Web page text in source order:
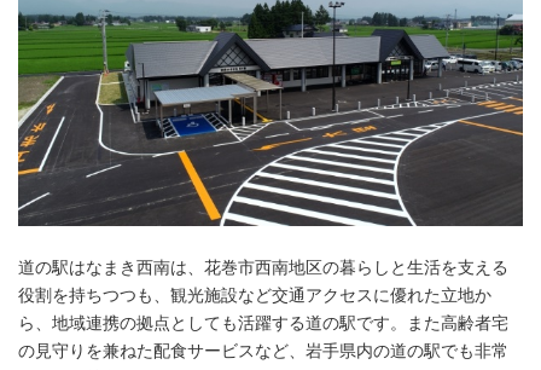
道の駅はなまき西南は、花巻市西南地区の暮らしと生活を支える
役割を持ちつつも、観光施設など交通アクセスに優れた立地か
ら、地域連携の拠点としても活躍する道の駅です。また高齢者宅
の見守りを兼ねた配食サービスなど、岩手県内の道の駅でも非常